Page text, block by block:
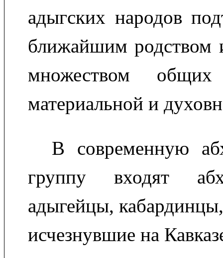
адыгских народов
ближайшим родством
множеством
материальной и
В современную
группу входят
адыгейцы,
исчезнувшие на